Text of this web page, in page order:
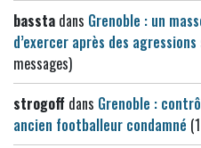
bassta dans Grenoble : un
d’exercer après des
messages)
strogoff dans Grenoble :
ancien footballeur condamné